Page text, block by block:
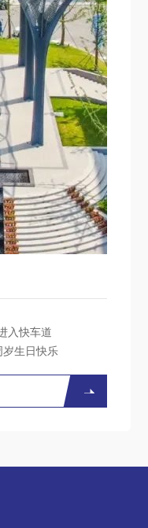
入快车道
岁生日快乐